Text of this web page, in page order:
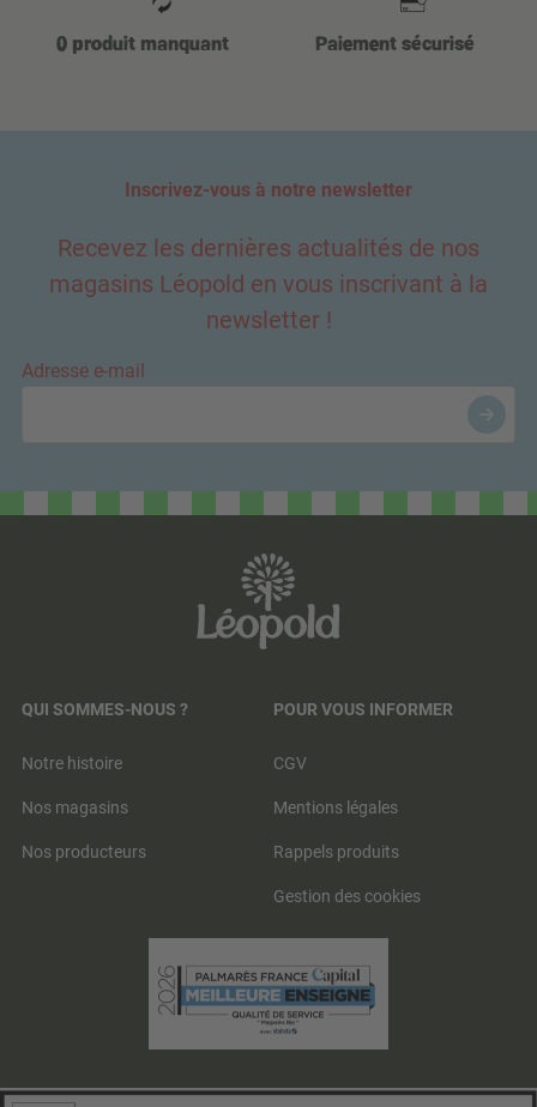
0 produit manquant Paiement sécurisé
Inscrivez-vous à notre newsletter
Recevez les dernières actualités de nos
magasins Léopold en vous inscrivant à la
newsletter !
Adresse e-mail
QUI SOMMES-NOUS ?
Notre histoire
Nos magasins
Nos producteurs
POUR VOUS INFORMER
CGV
Mentions légales
Rappels produits
Gestion des cookies